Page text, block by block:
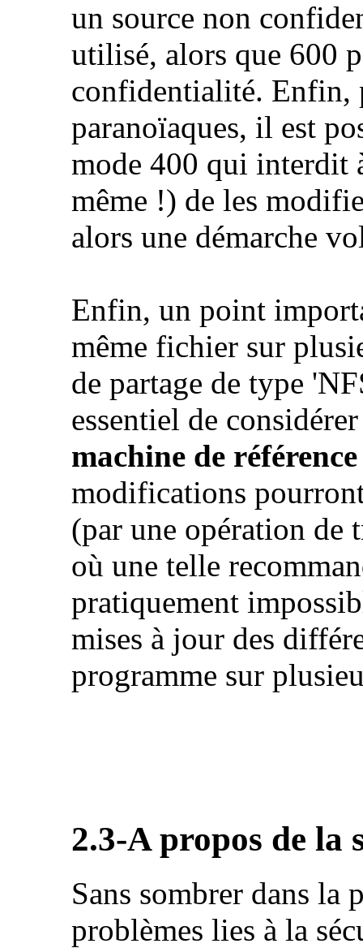
un source non
utilisé, alors que 600
confidentialité. Enfin,
paranoïaques, il est
mode 400 qui interdit
même !) de les
alors une démarche
Enfin, un point
même fichier sur
de partage de type
essentiel de
machine de
modifications
(par une opération de
où une telle
pratiquement
mises à jour des
programme sur
2.3-A propos de la
Sans sombrer dans la
problèmes lies à la